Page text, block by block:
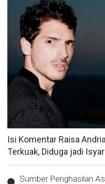
Isi Komentar Raisa
Terkuak, Diduga jadi
Sumber Penghasilan